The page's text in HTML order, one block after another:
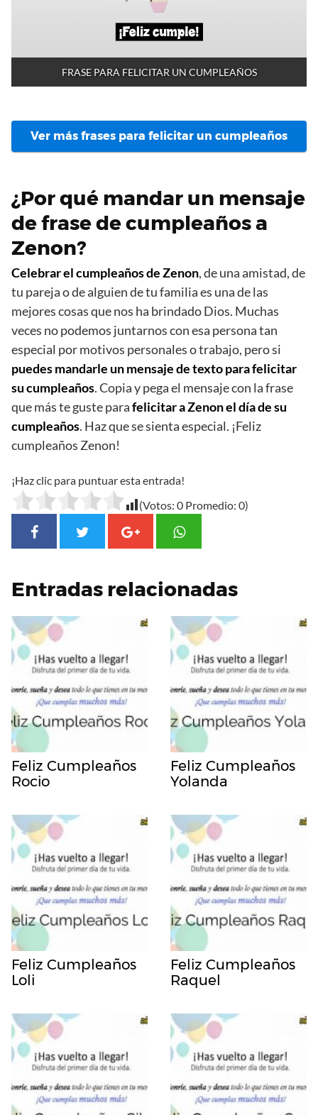
FRASE PARA FELICITAR UN CUMPLEAÑOS
Ver más frases para felicitar un cumpleaños
¿Por qué mandar un mensaje
de frase de cumpleaños a
Zenon?
Celebrar el cumpleaños de Zenon, de una amistad, de
tu pareja o de alguien de tu familia es una de las
mejores cosas que nos ha brindado Dios. Muchas
veces no podemos juntarnos con esa persona tan
especial por motivos personales o trabajo, pero si
puedes mandarle un mensaje de texto para felicitar
su cumpleaños. Copia y pega el mensaje con la frase
que más te guste parafelicitar a Zenon el día de su
cumpleaños. Haz que se sienta especial. ¡Feliz
cumpleaños Zenon!
¡Haz clic para puntuar esta entrada!
(Votos: 0 Promedio: 0)
Entradas relacionadas
Feliz Cumpleaños
Rocio
Feliz Cumpleaños
Yolanda
Feliz Cumpleaños
Loli
Feliz Cumpleaños
Raquel